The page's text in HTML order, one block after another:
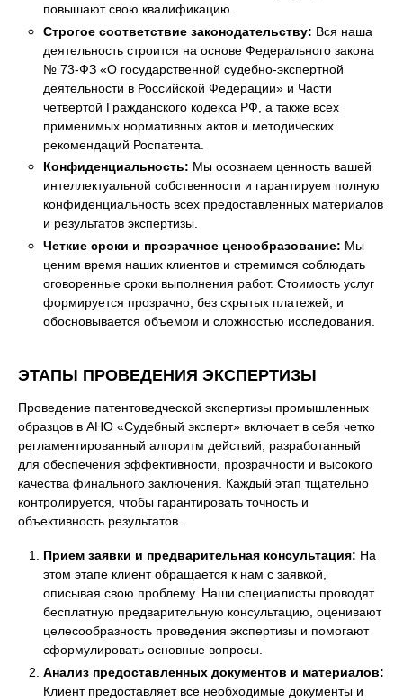
повышают свою квалификацию.
Строгое соответствие законодательству: Вся наша
деятельность строится на основе Федерального закона
№ 73-ФЗ «О государственной судебно-экспертной
деятельности в Российской Федерации» и Части
четвертой Гражданского кодекса РФ, а также всех
применимых нормативных актов и методических
рекомендаций Роспатента.
Конфиденциальность: Мы осознаем ценность вашей
интеллектуальной собственности и гарантируем полную
конфиденциальность всех предоставленных материалов
и результатов экспертизы.
Четкие сроки и прозрачное ценообразование: Мы
ценим время наших клиентов и стремимся соблюдать
оговоренные сроки выполнения работ. Стоимость услуг
формируется прозрачно, без скрытых платежей, и
обосновывается объемом и сложностью исследования.
ЭТАПЫ ПРОВЕДЕНИЯ ЭКСПЕРТИЗЫ
Проведение патентоведческой экспертизы промышленных
образцов в АНО «Судебный эксперт» включает в себя четко
регламентированный алгоритм действий, разработанный
для обеспечения эффективности, прозрачности и высокого
качества финального заключения. Каждый этап тщательно
контролируется, чтобы гарантировать точность и
объективность результатов.
Прием заявки и предварительная консультация: На
этом этапе клиент обращается к нам с заявкой,
описывая свою проблему. Наши специалисты проводят
бесплатную предварительную консультацию, оценивают
целесообразность проведения экспертизы и помогают
сформулировать основные вопросы.
Анализ предоставленных документов и материалов:
Клиент предоставляет все необходимые документы и